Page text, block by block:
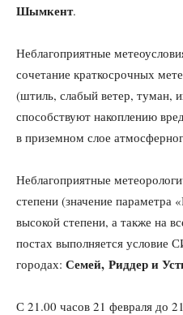
Шымкент.
Неблагоприятные
сочетание краткосрочных
(штиль, слабый ветер, туман,
способствуют накоплению
в приземном слое
Неблагоприятные
степени (значение параметра
высокой степени, а также на
постах выполняется
городах: Семей, Риддер и
С 21.00 часов 21 февраля до